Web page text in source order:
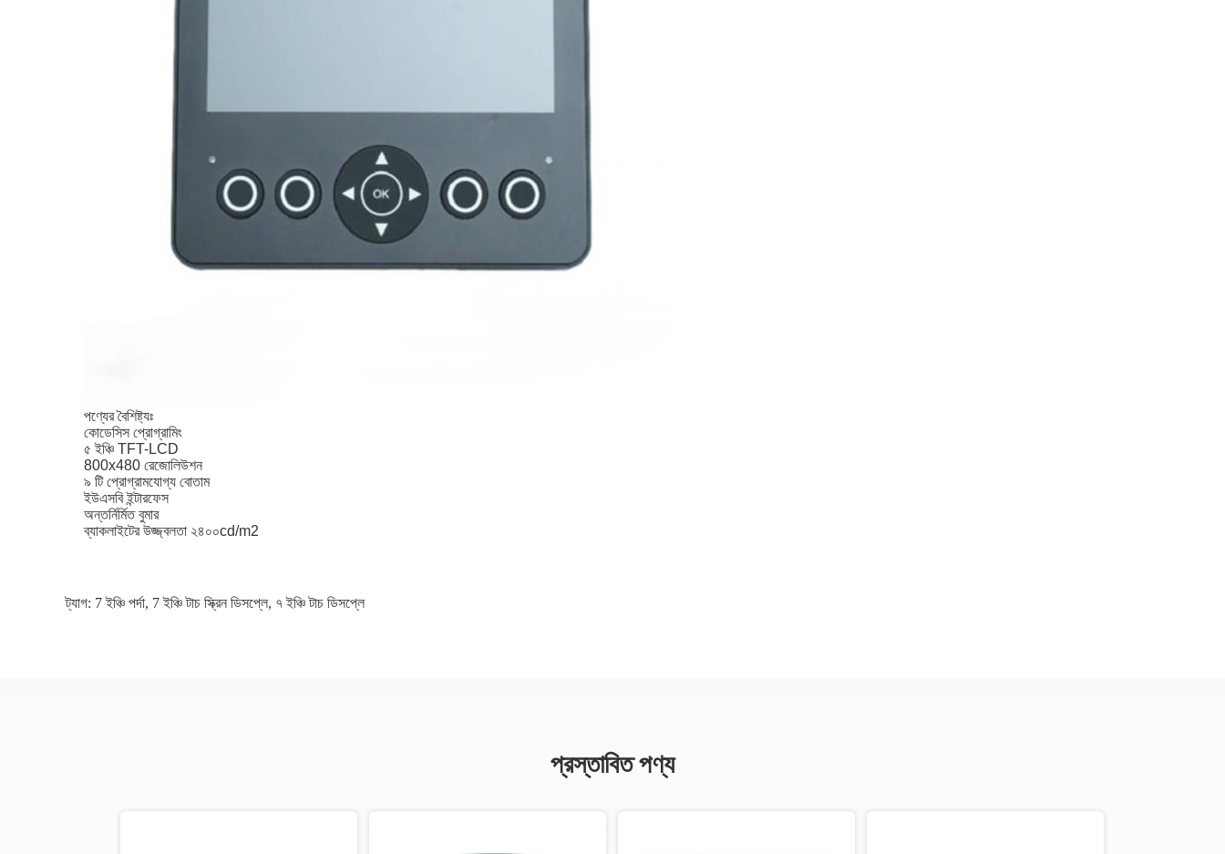
পণ্যের বৈশিষ্ট্যঃ
কোডেসিস প্রোগ্রামিং
৫ ইঞ্চি TFT-LCD
800x480 রেজোলিউশন
৯ টি প্রোগ্রামযোগ্য বোতাম
ইউএসবি ইন্টারফেস
অন্তর্নির্মিত বুমার
ব্যাকলাইটের উজ্জ্বলতা ২৪০০cd/m2
ট্যাগ: 7 ইঞ্চি পর্দা, 7 ইঞ্চি টাচ স্ক্রিন ডিসপ্লে, ৭ ইঞ্চি টাচ ডিসপ্লে
প্রস্তাবিত পণ্য